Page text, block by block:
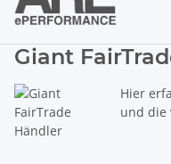
Giant
Hier
und die